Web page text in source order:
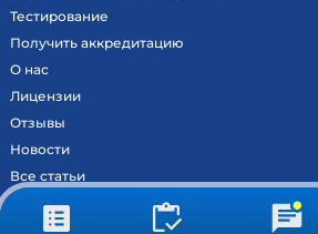
Тестирование
Получить аккредитацию
О нас
Лицензии
Отзывы
Новости
Все статьи
Контакты
Вход на образовательный портал